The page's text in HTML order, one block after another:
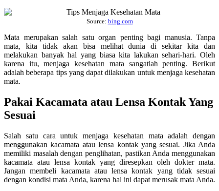
Source: bing.com
Mata merupakan salah satu organ penting bagi manusia. Tanpa
mata, kita tidak akan bisa melihat dunia di sekitar kita dan
melakukan banyak hal yang biasa kita lakukan sehari-hari. Oleh
karena itu, menjaga kesehatan mata sangatlah penting. Berikut
adalah beberapa tips yang dapat dilakukan untuk menjaga kesehatan
mata.
Pakai Kacamata atau Lensa Kontak Yang
Sesuai
Salah satu cara untuk menjaga kesehatan mata adalah dengan
menggunakan kacamata atau lensa kontak yang sesuai. Jika Anda
memiliki masalah dengan penglihatan, pastikan Anda menggunakan
kacamata atau lensa kontak yang diresepkan oleh dokter mata.
Jangan membeli kacamata atau lensa kontak yang tidak sesuai
dengan kondisi mata Anda, karena hal ini dapat merusak mata Anda.